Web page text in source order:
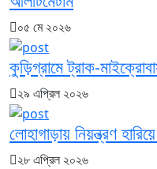
০৫ মে ২০২৬
কুড়িগ্রামে ট্রাক-
২৯ এপ্রিল ২০২৬
লোহাগাড়ায় নিয়ন্ত্রণ
২৮ এপ্রিল ২০২৬